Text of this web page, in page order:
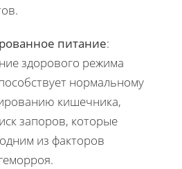
питание:
здорового режима
нормальному
кишечника,
запоров, которые
из факторов